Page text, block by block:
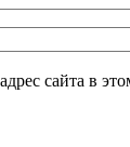
сайта в